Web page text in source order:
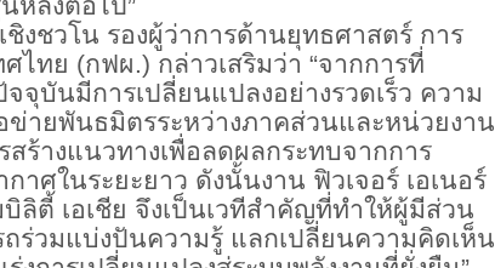
หลังต่อไป”
ชวโน รองผู้ว่าการด้านยุทธศาสตร์ การ
ไทย (กฟผ.) กล่าวเสริมว่า “จากการที่
จุบันมีการเปลี่ยนแปลงอย่างรวดเร็ว ความ
ข่ายพันธมิตรระหว่างภาคส่วนและหน่วยงาน
ร้างแนวทางเพื่อลดผลกระทบจากการ
าศในระยะยาว ดังนั้นงาน ฟิวเจอร์ เอเนอร์
บิลิตี้ เอเชีย จึงเป็นเวทีสำคัญที่ทำให้ผู้มีส่วน
ร่วมแบ่งปันความรู้ แลกเปลี่ยนความคิดเห็น